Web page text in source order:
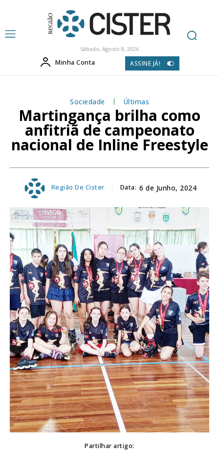
Sábado, Agosto 8, 2026
Minha Conta ASSINE JÁ!
Sociedade Últimas
Martingança brilha como
anfitriã de campeonato
nacional de Inline Freestyle
Região De Cister Data: 6 de Junho, 2024
Partilhar artigo: